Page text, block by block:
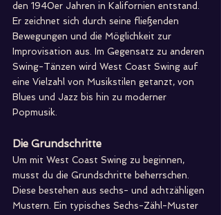
den 1940er Jahren in Kalifornien entstand.
Er zeichnet sich durch seine fließenden
Bewegungen und die Möglichkeit zur
Improvisation aus. Im Gegensatz zu anderen
Swing-Tänzen wird West Coast Swing auf
eine Vielzahl von Musikstilen getanzt, von
Blues und Jazz bis hin zu moderner
Popmusik.
Die Grundschritte
Um mit West Coast Swing zu beginnen,
musst du die Grundschritte beherrschen.
Diese bestehen aus sechs- und achtzähligen
Mustern. Ein typisches Sechs-Zähl-Muster